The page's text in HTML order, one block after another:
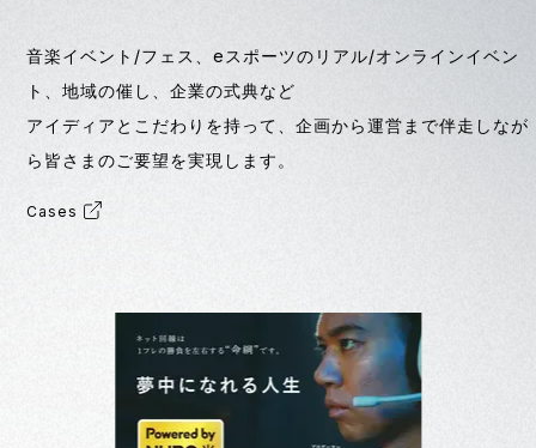
音楽イベント/フェス、eスポーツのリアル/オンラインイベン
ト、地域の催し、企業の式典など
アイディアとこだわりを持って、企画から運営まで伴走しなが
ら皆さまのご要望を実現します。
Cases